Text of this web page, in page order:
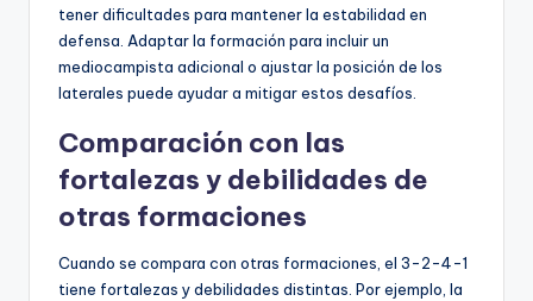
tener dificultades para mantener la estabilidad en
defensa. Adaptar la formación para incluir un
mediocampista adicional o ajustar la posición de los
laterales puede ayudar a mitigar estos desafíos.
Comparación con las
fortalezas y debilidades de
otras formaciones
Cuando se compara con otras formaciones, el 3-2-4-1
tiene fortalezas y debilidades distintas. Por ejemplo, la